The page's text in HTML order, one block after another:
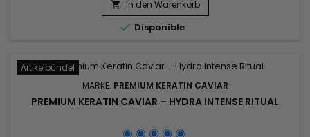
 In den Warenkorb
 Disponible
Artikelbündel
MARKE: PREMIUM KERATIN CAVIAR
PREMIUM KERATIN CAVIAR – HYDRA INTENSE RITUAL